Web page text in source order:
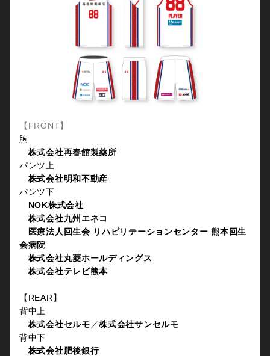
【FRONT】
胸
株式会社再春館製薬所
パンツ上
株式会社明和不動産
パンツ下
NOK株式会社
株式会社九州エネコ
医療法人回生会 リハビリテーションセンター 熊本回生
会病院
株式会社丸菱ホールディングス
株式会社テレビ熊本
【REAR】
背中上
株式会社セルモ ／株式会社サンセルモ
背中下
株式会社肥後銀行